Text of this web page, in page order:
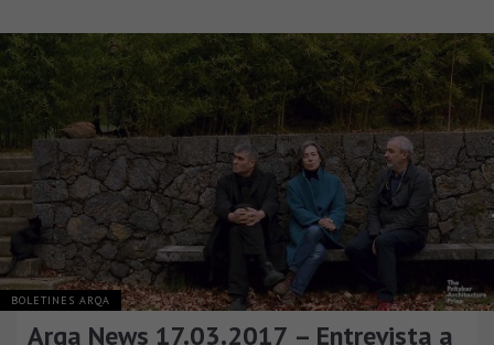
BOLETINES ARQA
Arqa News 17.03.2017 – Entrevista a